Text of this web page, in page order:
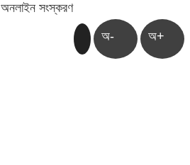
অনলাইন সংস্করণ
অ-
অ+